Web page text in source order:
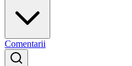
Comentarii